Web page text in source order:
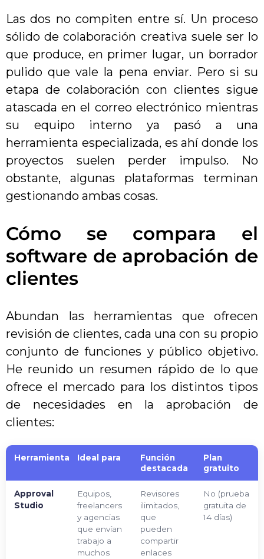
Las dos no compiten entre sí. Un proceso
sólido de colaboración creativa suele ser lo
que produce, en primer lugar, un borrador
pulido que vale la pena enviar. Pero si su
etapa de colaboración con clientes sigue
atascada en el correo electrónico mientras
su equipo interno ya pasó a una
herramienta especializada, es ahí donde los
proyectos suelen perder impulso. No
obstante, algunas plataformas terminan
gestionando ambas cosas.
Cómo se compara el
software de aprobación de
clientes
Abundan las herramientas que ofrecen
revisión de clientes, cada una con su propio
conjunto de funciones y público objetivo.
He reunido un resumen rápido de lo que
ofrece el mercado para los distintos tipos
de necesidades en la aprobación de
clientes:
Herramienta Ideal para
Función
destacada
Plan
gratuito
Approval
Studio
Equipos,
freelancers
y agencias
que envían
trabajo a
muchos
Revisores
ilimitados,
que
pueden
compartir
enlaces
No (prueba
gratuita de
14 días)